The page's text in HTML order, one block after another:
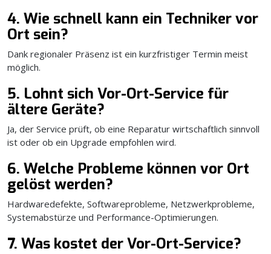
4. Wie schnell kann ein Techniker vor
Ort sein?
Dank regionaler Präsenz ist ein kurzfristiger Termin meist
möglich.
5. Lohnt sich Vor-Ort-Service für
ältere Geräte?
Ja, der Service prüft, ob eine Reparatur wirtschaftlich sinnvoll
ist oder ob ein Upgrade empfohlen wird.
6. Welche Probleme können vor Ort
gelöst werden?
Hardwaredefekte, Softwareprobleme, Netzwerkprobleme,
Systemabstürze und Performance-Optimierungen.
7. Was kostet der Vor-Ort-Service?